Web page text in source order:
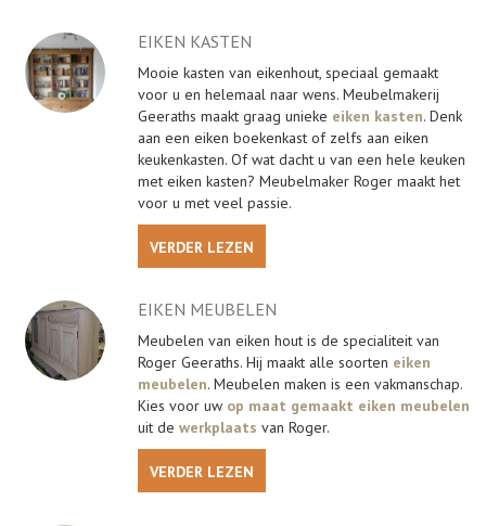
EIKEN KASTEN
Mooie kasten van eikenhout, speciaal gemaakt
voor u en helemaal naar wens. Meubelmakerij
Geeraths maakt graag unieke eiken kasten. Denk
aan een eiken boekenkast of zelfs aan eiken
keukenkasten. Of wat dacht u van een hele keuken
met eiken kasten? Meubelmaker Roger maakt het
voor u met veel passie.
VERDER LEZEN
EIKEN MEUBELEN
Meubelen van eiken hout is de specialiteit van
Roger Geeraths. Hij maakt alle soorten eiken
meubelen. Meubelen maken is een vakmanschap.
Kies voor uw op maat gemaakt eiken meubelen
uit de werkplaats van Roger.
VERDER LEZEN